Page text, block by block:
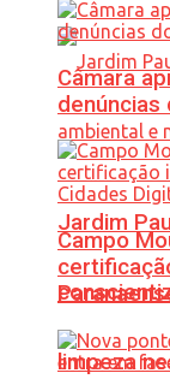
Jardim
limpeza
Câmara
denúncias
Campo